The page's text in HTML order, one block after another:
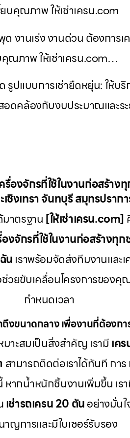
บคุณภาพ ให้เช่าเครน.com
นเร่ง งานด่วน ต้องการเค
คุณภาพ ให้เช่าเครน.com…
แบบการเช่ายืดหยุ่น: ให้บริ
ดคล้องกับงบประมาณและระ
รื่องจักรที่ใช้ในงานก่อสร้
เชิงเทรา จันทบุรี สมุทรปราก
าตรฐาน [ให้เช่าเครน.com]
องจักรที่ใช้ในงานก่อสร้างทุ
น เราพร้อมจัดส่งทีมงานและ
วยขับเคลื่อนโครงการของคุ
กำหนดเวลา
ถึงขนาดกลาง เพื่องานที่ต้องก
าะสมเป็นสิ่งสำคัญ เรามีเค
สามารถติดต่อเราได้ทันที การ
ากน้ำหนักชิ้นงานเพิ่มขึ้น เร
เช่ารถเครน 20 ตันอย่างมั่นใ
าญการและมีใบเซอร์รับรอง